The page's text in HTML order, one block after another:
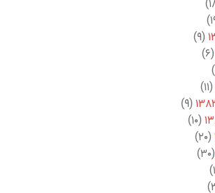
(۹)
(۶)
(۱۱)
(۹)
(۱۰)
(۲۰)
(۳۰)